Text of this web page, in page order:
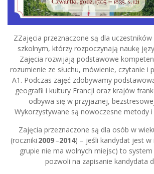
ZZajęcia przeznaczone są dla
szkolnym, którzy rozpoczynają naukę
Zajęcia rozwijają podstawowe
rozumienie ze słuchu, mówienie, czytanie i
A1. Podczas zajęć zdobywamy
geografii i kultury Francji oraz krajów
odbywa się w przyjaznej,
Wykorzystywane są nowoczesne metody i
Zajęcia przeznaczone są dla osób w
(roczniki 2009–2014) – jeśli kandydat jest w
grupie nie ma wolnych miejsc) to
pozwoli na zapisanie kandydata